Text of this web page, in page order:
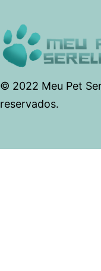
© 2022 Meu Pet
reservados.